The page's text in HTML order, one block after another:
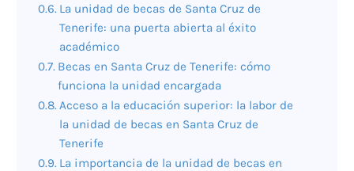
La unidad de becas de Santa Cruz de
Tenerife: una puerta abierta al éxito
académico
Becas en Santa Cruz de Tenerife: cómo
funciona la unidad encargada
Acceso a la educación superior: la labor de
la unidad de becas en Santa Cruz de
Tenerife
La importancia de la unidad de becas en